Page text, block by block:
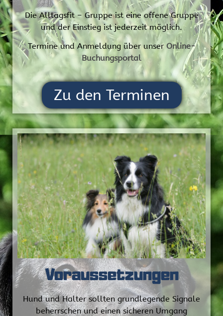
Die Alltagsfit – Gruppe ist eine offene Gruppe
und der Einstieg ist jederzeit möglich.
Termine und Anmeldung über unser Online-
Buchungsportal
Zu den Terminen
Voraussetzungen
Hund und Halter sollten grundlegende Signale
beherrschen und einen sicheren Umgang